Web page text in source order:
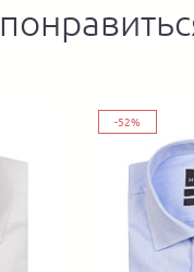
-52%